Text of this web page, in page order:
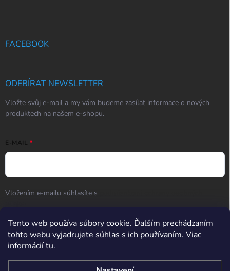
Tento web používa súbory cookie. Ďalším prechádzaním
tohto webu vyjadrujete súhlas s ich používaním. Viac
informáciítu.
FACEBOOK
ODEBÍRAT NEWSLETTER
Vložte svůj e-mail a my vám budeme zasílat informace o nových
produktech na našem e-shopu.
E-MAIL
Vložením e-mailu súhlasíte s
Přihlásit se
Hodnotenie obchodu